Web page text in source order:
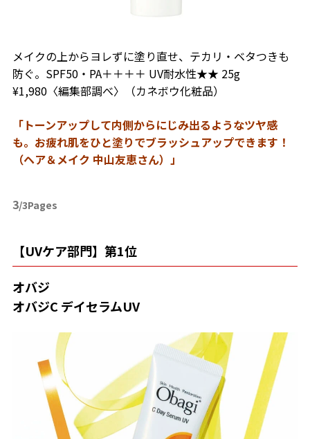
メイクの上からヨレずに塗り直せ、テカリ・ベタつきも
防ぐ。SPF50・PA＋＋＋＋ UV耐水性★★ 25g
¥1,980〈編集部調べ〉（カネボウ化粧品）
「トーンアップして内側からにじみ出るようなツヤ感
も。お疲れ肌をひと塗りでブラッシュアップできます！
（ヘア＆メイク 中山友恵さん）」
3/3Pages
【UVケア部門】第1位
オバジ
オバジC デイセラムUV